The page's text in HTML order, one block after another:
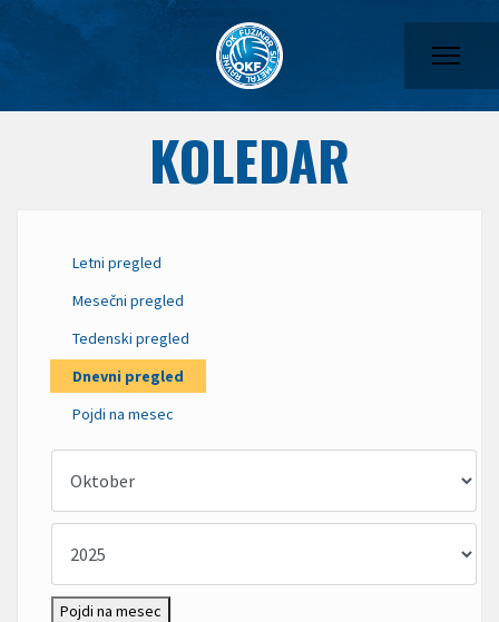
KOLEDAR
Letni pregled
Mesečni pregled
Tedenski pregled
Dnevni pregled
Pojdi na mesec
Pojdi na mesec